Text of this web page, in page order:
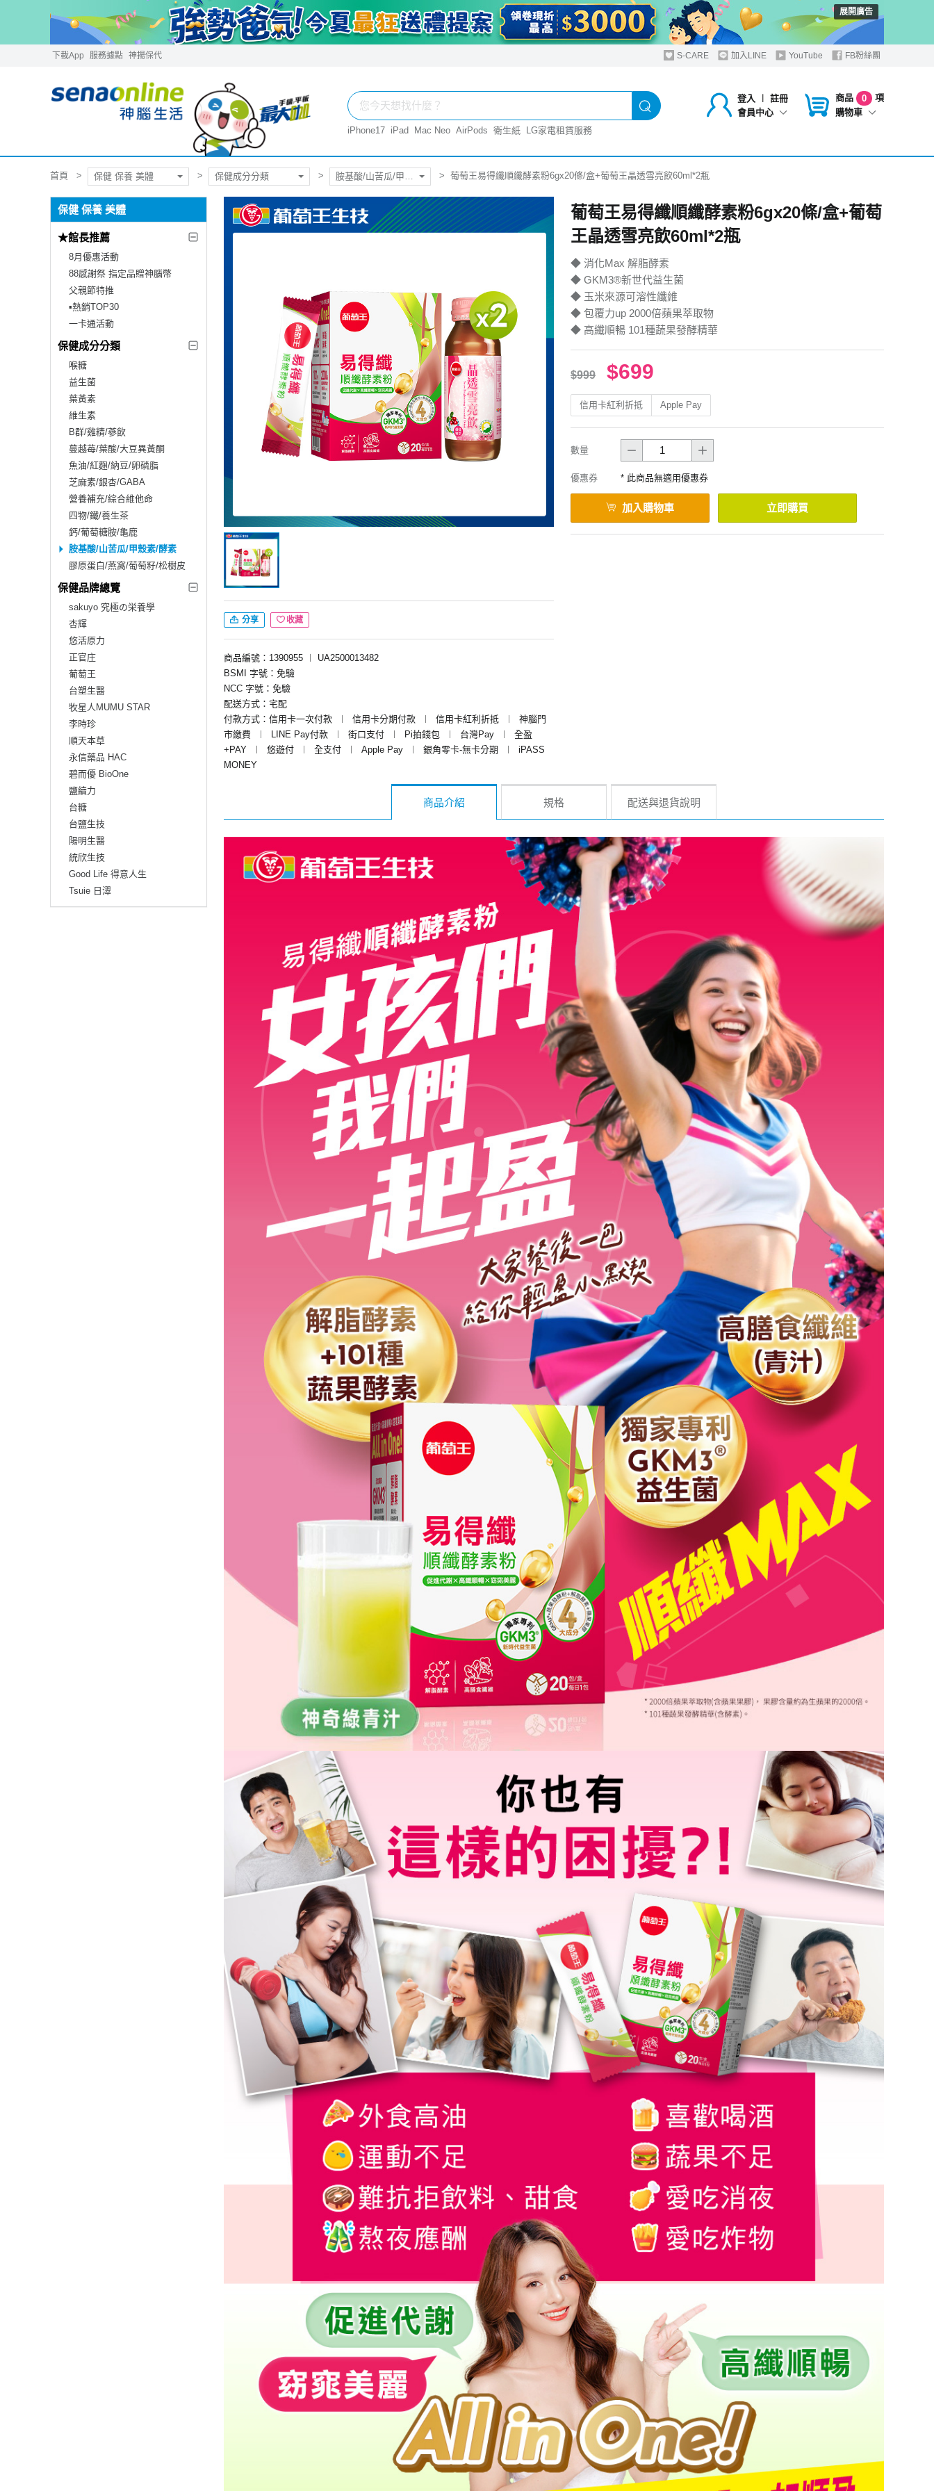
展開廣告
下載App 服務據點 神揚保代 S-CARE 加入LINE YouTube FB粉絲團
登入 ︱
註冊
會員中心
商品 0
項
購物車
iPhone17 iPad Mac Neo AirPods 衛生紙 LG家電租賃服務
首頁 保健 保養 美體 保健成分分類 葡萄王易得纖順纖酵素粉6gx20條/盒+葡萄王晶透雪亮飲60ml*2瓶
保健 保養 美體
★館長推薦
8月優惠活動
88感謝祭 指定品贈神腦幣
父親節特推
▪︎熱銷TOP30
一卡通活動
保健成分分類
喉糖
益生菌
葉黃素
維生素
B群/雞精/蔘飲
蔓越苺/葉酸/大豆異黃酮
魚油/紅麴/納豆/卵磷脂
芝麻素/銀杏/GABA
營養補充/綜合維他命
四物/鐵/養生茶
鈣/葡萄糖胺/龜鹿
胺基酸/山苦瓜/甲殼素/酵素
膠原蛋白/燕窩/葡萄籽/松樹皮
保健品牌總覽
sakuyo 究極の栄養學
杏輝
悠活原力
正官庄
葡萄王
台塑生醫
牧星人MUMU STAR
李時珍
順天本草
永信藥品 HAC
碧而優 BioOne
鹽續力
台糖
台鹽生技
陽明生醫
統欣生技
Good Life 得意人生
Tsuie 日濢
分享 收藏
商品編號：1390955 ︱
UA2500013482
BSMI 字號：免驗
NCC 字號：免驗
配送方式：宅配
付款方式：信用卡一次付款
︱ 信用卡分期付款 ︱ 信用卡紅利折抵 ︱
神腦門
市繳費
︱ LINE Pay付款 ︱ 街口支付 ︱ Pi拍錢包 ︱ 台灣Pay ︱
全盈
+PAY
︱ 悠遊付 ︱ 全支付 ︱ Apple Pay ︱ 銀角零卡-無卡分期 ︱
iPASS
MONEY
葡萄王易得纖順纖酵素粉6gx20條/盒+葡萄
王晶透雪亮飲60ml*2瓶
◆ 消化Max 解脂酵素
◆ GKM3®新世代益生菌
◆ 玉米來源可溶性纖維
◆ 包覆力up 2000倍蘋果萃取物
◆ 高纖順暢 101種蔬果發酵精華
$999 $699
信用卡紅利折抵 Apple Pay
數量
優惠券 * 此商品無適用優惠券
加入購物車 立即購買
商品介紹 規格 配送與退貨說明